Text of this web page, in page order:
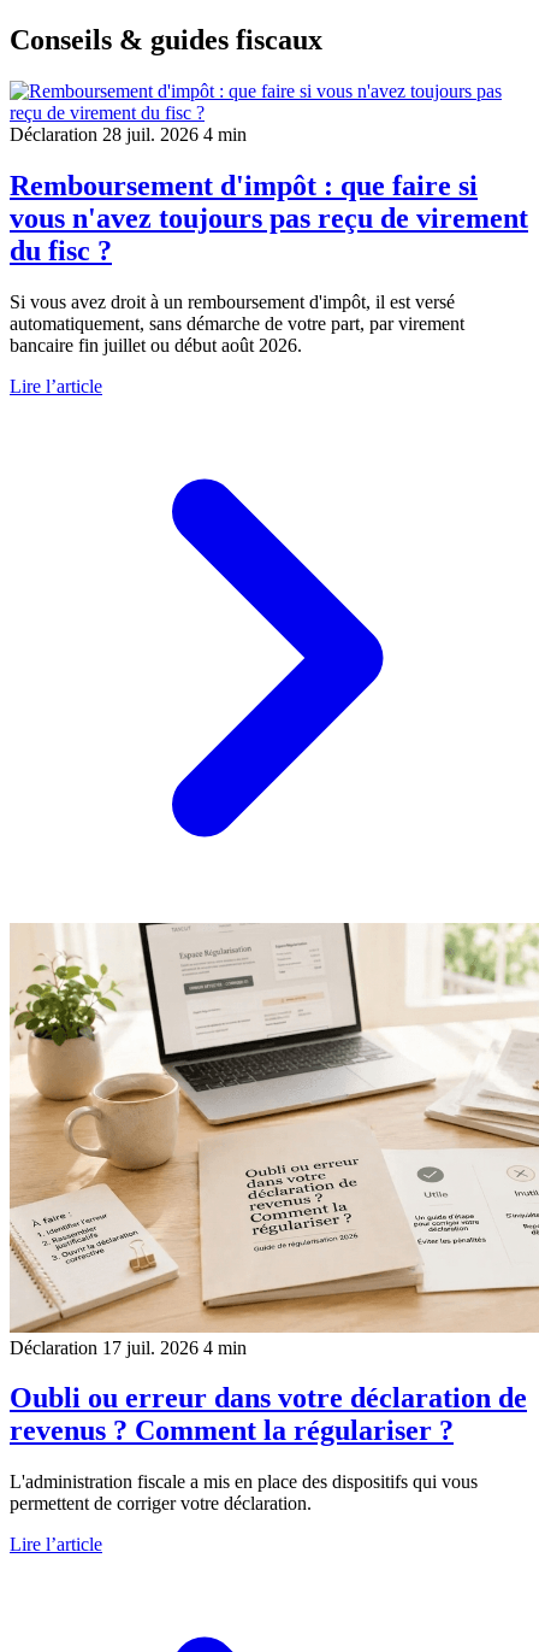
Conseils & guides fiscaux
Déclaration 28 juil. 2026 4 min
Remboursement d'impôt : que faire si
vous n'avez toujours pas reçu de virement
du fisc ?
Si vous avez droit à un remboursement d'impôt, il est versé
automatiquement, sans démarche de votre part, par virement
bancaire fin juillet ou début août 2026.
Lire l’article
Déclaration 17 juil. 2026 4 min
Oubli ou erreur dans votre déclaration de
revenus ? Comment la régulariser ?
L'administration fiscale a mis en place des dispositifs qui vous
permettent de corriger votre déclaration.
Lire l’article